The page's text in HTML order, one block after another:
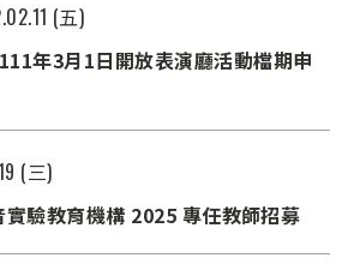
(五)
年3月1日開放表演廳活動檔期申
(三)
驗教育機構 2025 專任教師招募